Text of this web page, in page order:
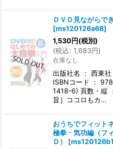
ＤＶＤ見ながらで
[ms120126a68]
1,530円(税別)
(税込: 1,683円)
在庫なし
出版社名 ： 西東
ISBNコード ：
1418-6) 頁数・縦
旨］ココロもカ…
おうちでフィッ
極拳・気功編（フ
Ｄ）
[